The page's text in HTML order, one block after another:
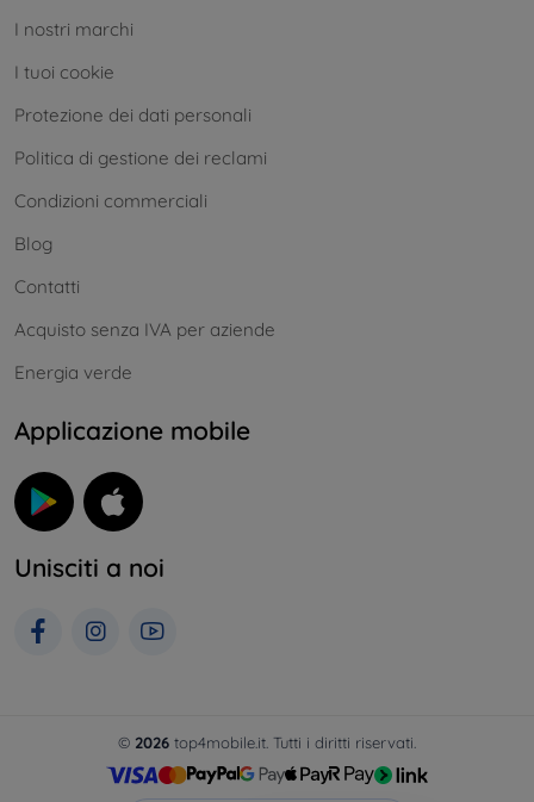
I nostri marchi
I tuoi cookie
Protezione dei dati personali
Politica di gestione dei reclami
Condizioni commerciali
Blog
Contatti
Acquisto senza IVA per aziende
Energia verde
Applicazione mobile
Unisciti a noi
© 2026 top4mobile.it. Tutti i diritti riservati.